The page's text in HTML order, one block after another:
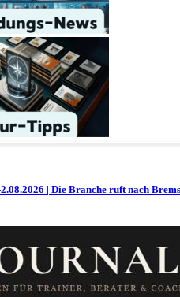
| Die Branche ruft nach